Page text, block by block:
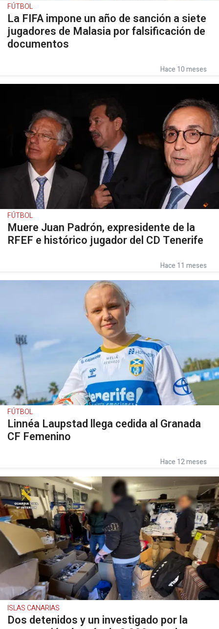
FÚTBOL
La FIFA impone un año de sanción a siete
jugadores de Malasia por falsificación de
documentos
Hace 10 meses
FÚTBOL
Muere Juan Padrón, expresidente de la
RFEF e histórico jugador del CD Tenerife
Hace 11 meses
FÚTBOL
Linnéa Laupstad llega cedida al Granada
CF Femenino
Hace 12 meses
ISLAS CANARIAS
Dos detenidos y un investigado por la